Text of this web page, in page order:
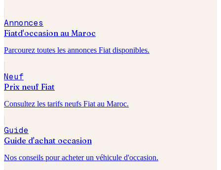
Annonces
Fiatd'occasion au Maroc
Parcourez toutes les annonces Fiatdisponibles.
Neuf
Prix neuf Fiat
Consultez les tarifs neufs Fiatau Maroc.
Guide
Guide d'achat occasion
Nos conseils pour acheter un véhicule d'occasion.